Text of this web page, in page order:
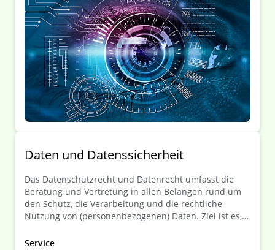
Gegebenheiten erfolgt.
Daten­ und Daten­ssicherheit
Das Datenschutzrecht und Datenrecht umfasst die
Beratung und Vertretung in allen Belangen rund um
den Schutz, die Verarbeitung und die rechtliche
Nutzung von (personenbezogenen) Daten. Ziel ist es,
Datenschutzbestimmungen zu unterstützen und
Service